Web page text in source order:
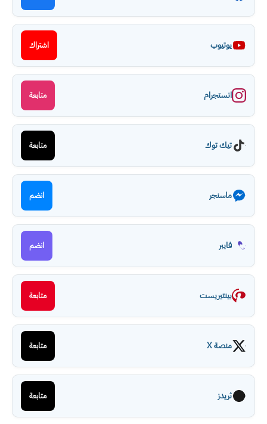
يوتيوب اشتراك
انستجرام متابعة
تيك توك متابعة
ماسنجر انضم
فايبر انضم
بينتيريست متابعة
منصة X متابعة
ثريدز متابعة